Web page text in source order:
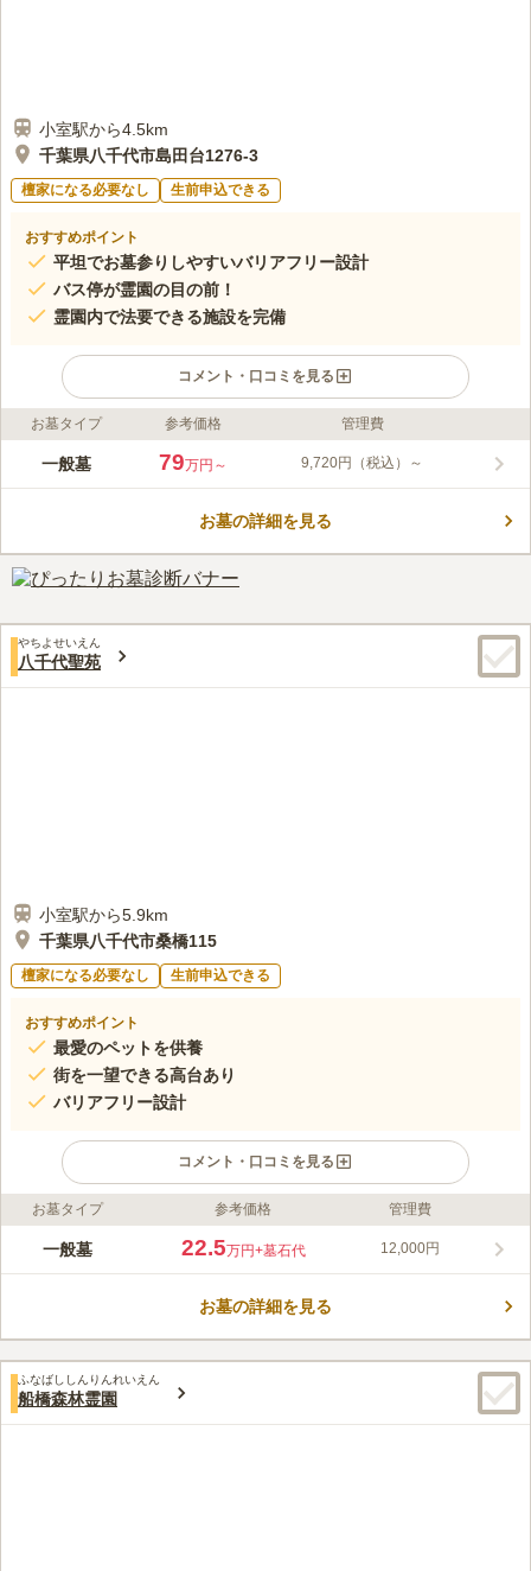
小室駅から4.5km
千葉県八千代市島田台1276-3
檀家になる必要なし 生前申込できる
おすすめポイント
平坦でお墓参りしやすいバリアフリー設計
バス停が霊園の目の前！
霊園内で法要できる施設を完備
コメント・口コミを見る
ライフドット編集部のコメント
周りを緑に囲まれた公園墓地で、園内の全てがバリアフリー対応
口コミ評価
50代男性
最寄り駅のすぐそばに24時間スーパーがあるので、事前にお花は
購入可能なので、便利です。墓地の周辺にはコンビニ程度しかありませ
ん。
お墓タイプ 参考価格 管理費
一般墓 79万円～ 9,720円（税込）～
お墓の詳細を見る
やちよせいえん
八千代聖苑
小室駅から5.9km
千葉県八千代市桑橋115
檀家になる必要なし 生前申込できる
おすすめポイント
最愛のペットを供養
街を一望できる高台あり
バリアフリー設計
コメント・口コミを見る
ライフドット編集部のコメント
八千代市の中央に位置する霊園『八千代聖苑』、最高の供養が得
きる高台があります。 公園を併設しています。子どもを連れて
誰でもお墓を建てられます。 礼拝堂や会食場があるので、法事
をする際に便利です。 管理施設があり、管理人、墓石屋、住
職、副住職が常駐しています。
口コミ評価
みんなの評価
60代男性
八柱霊園は、周辺に飲食店舗が多くあり良く家族で利用してい
お墓タイプ 参考価格 管理費
一般墓 22.5万円+墓石代 12,000円
お墓の詳細を見る
ふなばししんりんれいえん
船橋森林霊園